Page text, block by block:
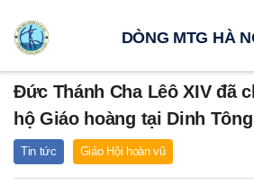
Đức Thánh Cha Lêô XIV đã
hộ Giáo hoàng tại Dinh
Tin tức Giáo Hội hoàn vũ
DÒNG MTG HÀ